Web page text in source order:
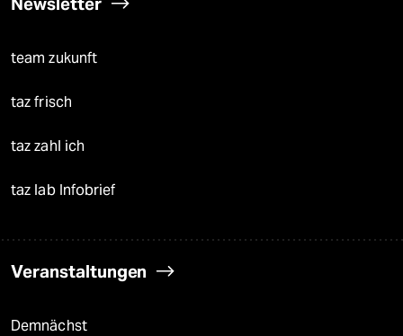
team zukunft
taz frisch
taz zahl ich
taz lab Infobrief
Veranstaltungen
Demnächst